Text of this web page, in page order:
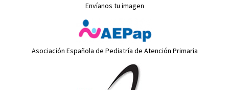
Envíanos tu imagen
Asociación Española de Pediatría de Atención Primaria